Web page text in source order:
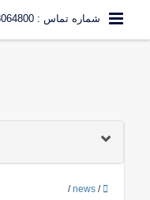
شماره تماس : 88064800-021
/
news
/